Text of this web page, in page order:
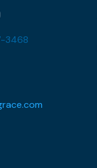
3468